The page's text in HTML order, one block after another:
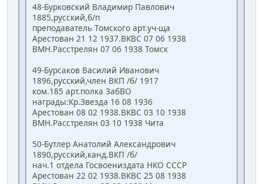
48-Бурковский Владимир Павлович
1885,русский,б/п
преподаватель Томского арт.уч-ща
Арестован 21 12 1937.ВКВС 07 06 1938
ВМН.Расстрелян 07 06 1938 Томск
49-Бурсаков Василий Иванович
1896,русский,член ВКП /б/ 1917
ком.185 арт.полка ЗабВО
награды:Кр.Звезда 16 08 1936
Арестован 08 02 1938.ВКВС 03 10 1938
ВМН.Расстрелян 03 10 1938 Чита
50-Бутлер Анатолий Александрович
1890,русский,канд.ВКП /б/
нач.1 отдела Госвоениздата НКО СССР
Арестован 22 02 1938.ВКВС 25 08 1938